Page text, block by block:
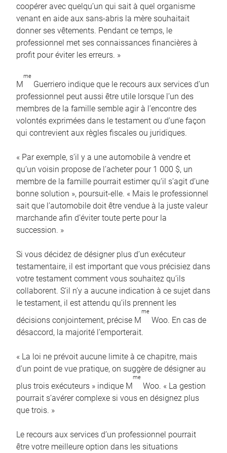
coopérer avec quelqu’un qui sait à quel organisme
venant en aide aux sans-abris la mère souhaitait
donner ses vêtements. Pendant ce temps, le
professionnel met ses connaissances financières à
profit pour éviter les erreurs. »
M
me
Guerriero indique que le recours aux services d’un
professionnel peut aussi être utile lorsque l’un des
membres de la famille semble agir à l’encontre des
volontés exprimées dans le testament ou d’une façon
qui contrevient aux règles fiscales ou juridiques.
« Par exemple, s’il y a une automobile à vendre et
qu’un voisin propose de l’acheter pour 1 000 $, un
membre de la famille pourrait estimer qu’il s’agit d’une
bonne solution », poursuit-elle. « Mais le professionnel
sait que l’automobile doit être vendue à la juste valeur
marchande afin d’éviter toute perte pour la
succession. »
Si vous décidez de désigner plus d’un exécuteur
testamentaire, il est important que vous précisiez dans
votre testament comment vous souhaitez qu’ils
collaborent. S’il n’y a aucune indication à ce sujet dans
le testament, il est attendu qu’ils prennent les
décisions conjointement, précise M
me
Woo. En cas de
désaccord, la majorité l’emporterait.
« La loi ne prévoit aucune limite à ce chapitre, mais
d’un point de vue pratique, on suggère de désigner au
plus trois exécuteurs » indique M
me
Woo. « La gestion
pourrait s’avérer complexe si vous en désignez plus
que trois. »
Le recours aux services d’un professionnel pourrait
être votre meilleure option dans les situations